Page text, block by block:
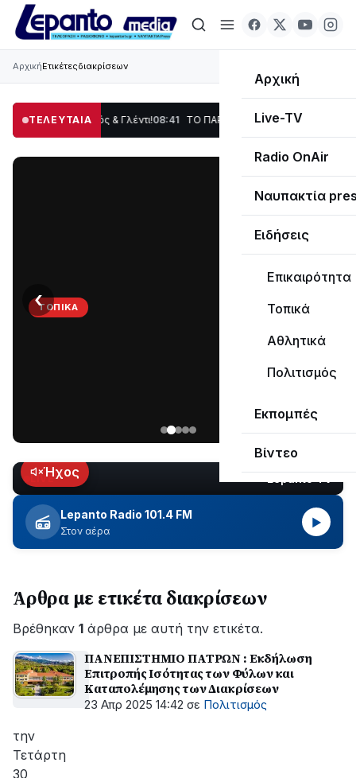
Αρχική
Live-TV
Radio OnAir
Ναυπακτία
Ειδήσεις
Επικαιρότητα
Τοπικά
Αθλητικά
Πολιτισμός
Εκπομπές
Βίντεο
ΑρχικήΕτικέτεςδιακρίσεων
ΤΕΛΕΥΤΑΙΑ
Χορός & Γλέντι! 08:41 ΤΟ ΠΑΡΤΥ ΣΥΝΕΧΙΖΕΤΑΙ… 19:47 Στο σκοτάδι
ΤΟΠΙΚΆ
Κωτσανά
για
τα
μεγάλα
έργα
‹
LIVEΉχος
Lepanto Radio 101.4 FM
Στον αέρα
▶
Άρθρα με ετικέτα διακρίσεων
Βρέθηκαν 1 άρθρα με αυτή την ετικέτα.
ΠΑΝΕΠΙΣΤΗΜΙΟ ΠΑΤΡΩΝ : Εκδήλωση
Επιτροπής Ισότητας των Φύλων και
Καταπολέμησης των Διακρίσεων
23 Απρ 2025 14:42 σε Πολιτισμός
την
Τετάρτη
30